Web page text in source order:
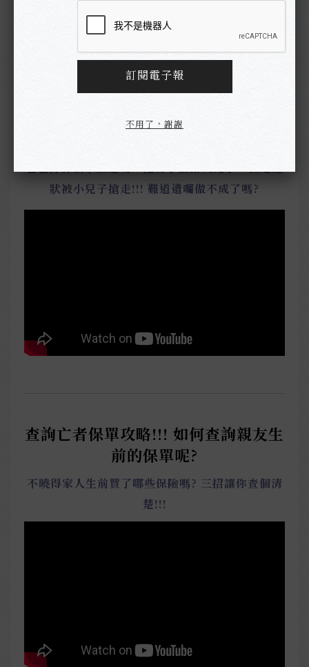
沒有權狀你也可以做遺!權狀遺失遺囑
爸爸打算私下做遺囑，把房子留給大兒子，但是權
狀被小兒子搶走!!! 難道遺囑做不成了嗎?
查詢亡者保單攻略!!! 如何查詢親友生
前的保單呢?
不曉得家人生前買了哪些保險嗎? 三招讓你查個清
楚!!!